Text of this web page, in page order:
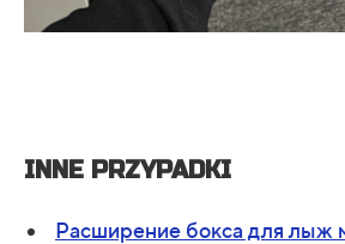
INNE PRZYPADKI
Расширение бокса для лыж